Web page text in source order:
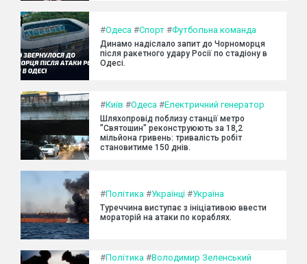
#Одеса #Спорт #Футбольна команда
Динамо надіслало запит до Чорноморця
після ракетного удару Росії по стадіону в
Одесі.
#Київ #Одеса #Електричний генератор
Шляхопровід поблизу станції метро
"Святошин" реконструюють за 18,2
мільйона гривень: тривалість робіт
становитиме 150 днів.
#Політика #Українці #Україна
Туреччина виступає з ініціативою ввести
мораторій на атаки по кораблях.
#Політика #Володимир Зеленський